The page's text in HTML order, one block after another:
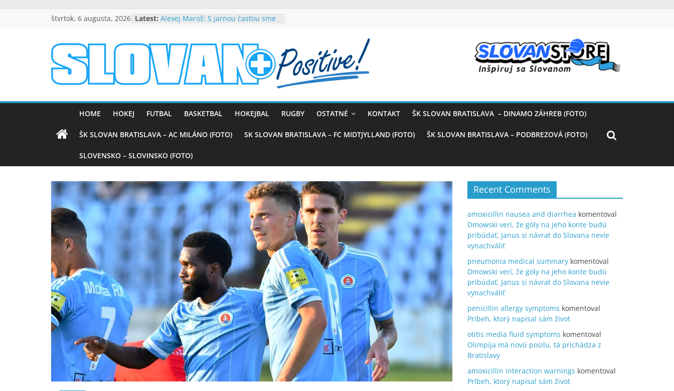
štvrtok, 6 augusta, 2026 Latest: Alexej Maroš: S jarnou časťou sme
byť dôležitou súčasťou tímového
úspechu
Peter Dubovský, v belasých
srdciach večne živý (VIDEO)
Mladí slovanisti získali prvenstvo
Nezabudnuteľné víťazstvo nad
Barcelonou (VIDEO)
slovanpositive.com
HOME HOKEJ FUTBAL BASKETBAL HOKEJBAL RUGBY OSTATNÉ KONTAKT ŠK SLOVAN BRATISLAVA – DINAMO ZÁHREB (FOTO)
ŠK SLOVAN BRATISLAVA – AC MILÁNO (FOTO) SK SLOVAN BRATISLAVA – FC MIDTJYLLAND (FOTO) ŠK SLOVAN BRATISLAVA – PODBREZOVÁ (FOTO)
SLOVENSKO – SLOVINSKO (FOTO)
Recent Comments
amoxicillin nausea and diarrhea komentoval
Dmowski verí, že góly na jeho konte budú
pribúdať, Janus si návrat do Slovana nevie
vynachváliť
pneumonia medical summary komentoval
Dmowski verí, že góly na jeho konte budú
pribúdať, Janus si návrat do Slovana nevie
vynachváliť
penicillin allergy symptoms komentoval
Príbeh, ktorý napísal sám život
otitis media fluid symptoms komentoval
Olimpija má novú posilu, tá prichádza z
Bratislavy
amoxicillin interaction warnings komentoval
Príbeh, ktorý napísal sám život